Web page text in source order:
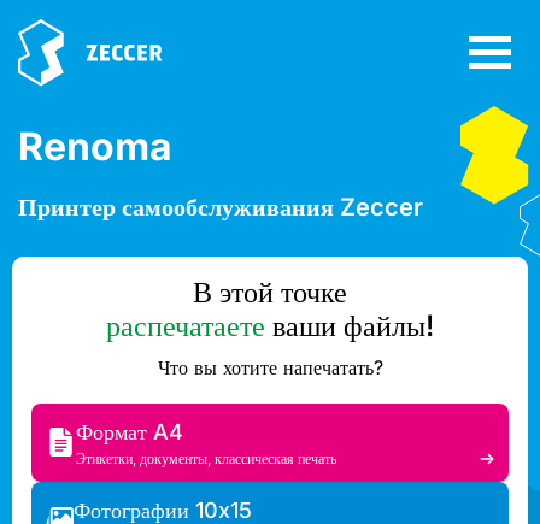
Renoma
Принтер самообслуживания Zeccer
В этой точке
распечатаете ваши файлы!
Что вы хотите напечатать?
Формат A4
Этикетки, документы, классическая печать
Фотографии 10x15